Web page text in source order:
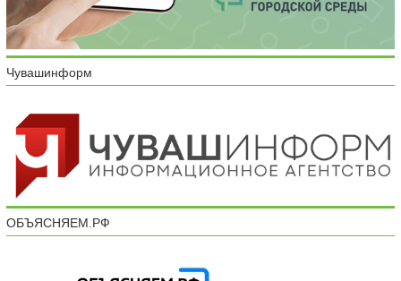
Чувашинформ
ОБЪЯСНЯЕМ.РФ